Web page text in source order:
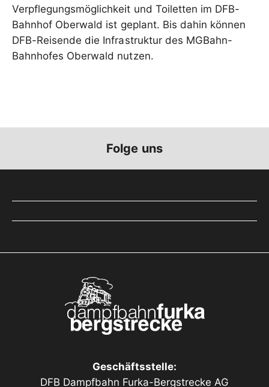
Verpflegungsmöglichkeit und Toiletten im DFB-
Bahnhof Oberwald ist geplant. Bis dahin können
DFB-Reisende die Infrastruktur des MGBahn-
Bahnhofes Oberwald nutzen.
Folge uns
Geschäftsstelle:
DFB Dampfbahn Furka-Bergstrecke AG